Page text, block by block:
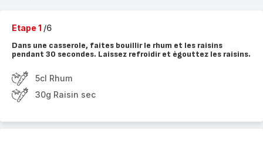
Etape 1 /6
Dans une casserole, faites bouillir le rhum et les raisins
pendant 30 secondes. Laissez refroidir et égouttez les raisins.
5cl Rhum
30g Raisin sec